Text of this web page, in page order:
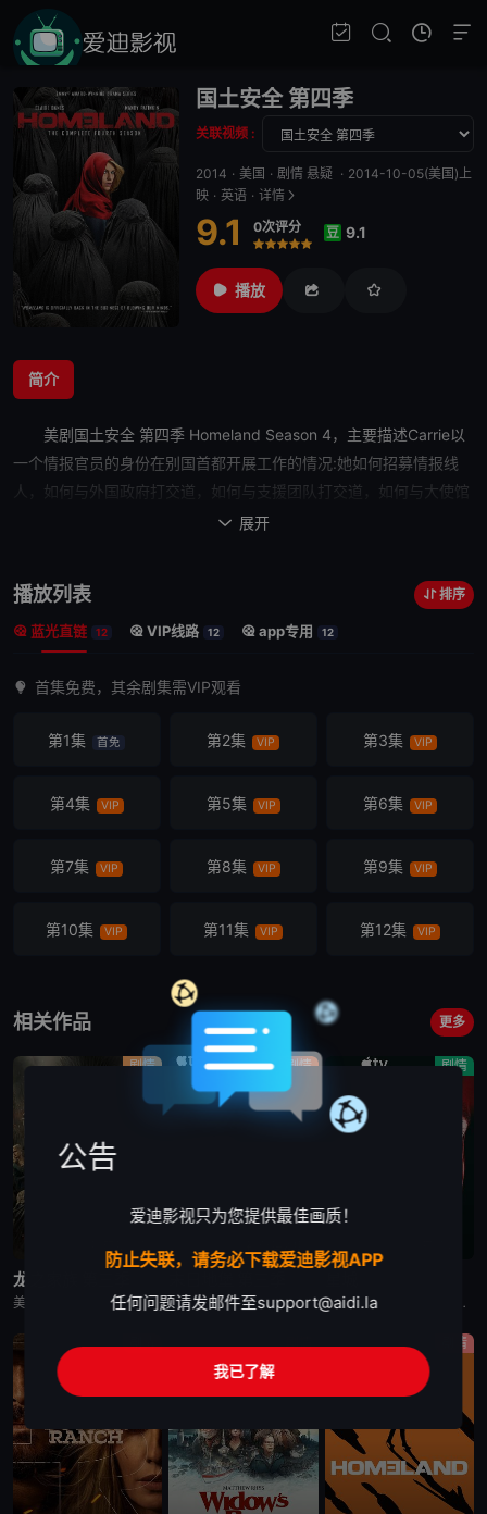
国土安全 第四季
关联视频 :
2014 · 美国 · 剧情 悬疑 · 2014-10-05(美国)上
映 · 英语 · 详情
9.1 0次评分
很差较差
还行推荐力荐
豆 9.1
播放
简介
美剧国土安全 第四季 Homeland Season 4，主要描述Carrie以
一个情报官员的身份在别国首都开展工作的情况:她如何招募情报线
人，如何与外国政府打交道，如何与支援团队打交道，如何与大使馆
打交道，如何与宿主国的情报机构打交道以及她如何与所在国的情报
 展开
播放列表 排序
蓝光直链 12 VIP线路 12 app专用 12
首集免费，其余剧集需VIP观看
第1集 首免 第2集 VIP 第3集 VIP
第4集 VIP 第5集 VIP 第6集 VIP
第7集 VIP 第8集 VIP 第9集 VIP
第10集 VIP 第11集 VIP 第12集 VIP
相关作品 更多
剧情
更新至第7集
龙之家族 第三季
美剧《龙之家族 第三季》，铁王座面前，绝无怜悯。
剧情
更新至第4集
美剧《末日地堡 第三季》又名：羊毛战记,羊毛记,Silo Season 3，讲述了：当下，Juliette Nichols在被迫接受“净化”后幸存下来，但记忆却已丧失，而地堡正从叛乱中恢复，并面临着新
剧情
美剧《星城》为太空竞赛题材剧《为全人类》的衍生剧，是同一设定下的全新篇章。《星城》将我们带回太空竞赛另类历史重述的关键时刻——苏联成为首个实现载人登月的国家。但这次，我们将从铁幕后方探索这个故事，展现
剧情
公告
爱迪影视只为您提供最佳画质！
防止失联，请务必下载爱迪影视APP
任何问题请发邮件至support@aidi.la
我已了解